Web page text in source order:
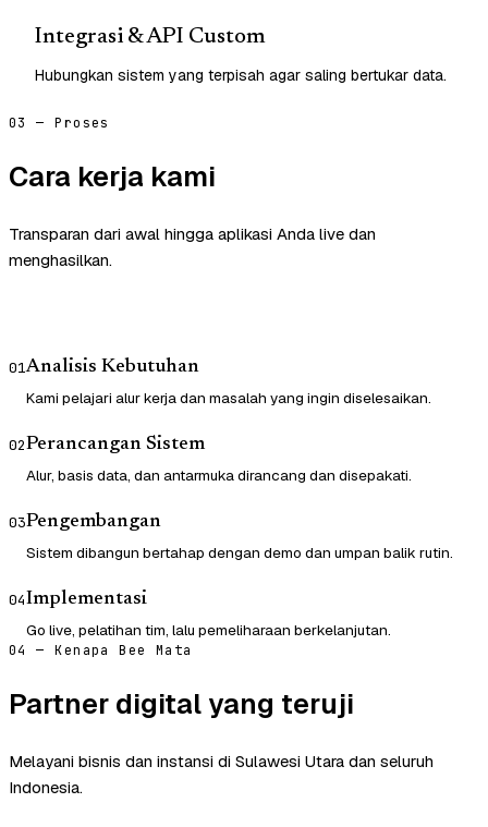
Integrasi & API Custom
Hubungkan sistem yang terpisah agar saling bertukar data.
03 — Proses
Cara kerja kami
Transparan dari awal hingga aplikasi Anda live dan
menghasilkan.
01Analisis Kebutuhan
Kami pelajari alur kerja dan masalah yang ingin diselesaikan.
02Perancangan Sistem
Alur, basis data, dan antarmuka dirancang dan disepakati.
03Pengembangan
Sistem dibangun bertahap dengan demo dan umpan balik rutin.
04Implementasi
Go live, pelatihan tim, lalu pemeliharaan berkelanjutan.
04 — Kenapa Bee Mata
Partner digital yang teruji
Melayani bisnis dan instansi di Sulawesi Utara dan seluruh
Indonesia.